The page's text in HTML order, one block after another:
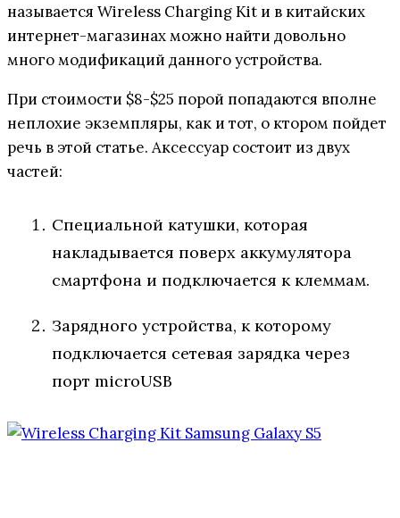
называется Wireless Charging Kit и в китайских
интернет-магазинах можно найти довольно
много модификаций данного устройства.
При стоимости $8-$25 порой попадаются вполне
неплохие экземпляры, как и тот, о ктором пойдет
речь в этой статье. Аксессуар состоит из двух
частей:
Специальной катушки, которая
накладывается поверх аккумулятора
смартфона и подключается к клеммам.
Зарядного устройства, к которому
подключается сетевая зарядка через
порт microUSB